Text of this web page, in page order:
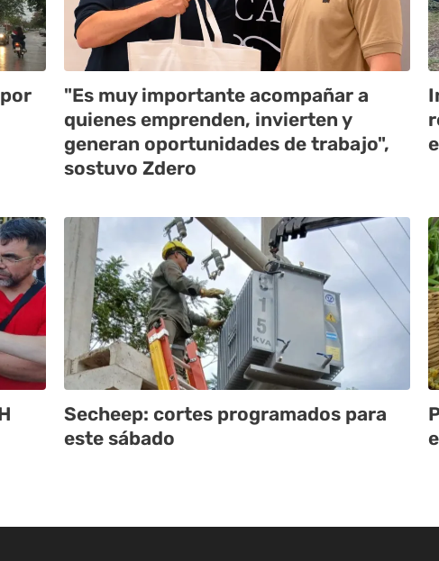
"Es muy importante acompañar a
quienes emprenden, invierten y
generan oportunidades de trabajo",
sostuvo Zdero
Secheep: cortes programados para
este sábado